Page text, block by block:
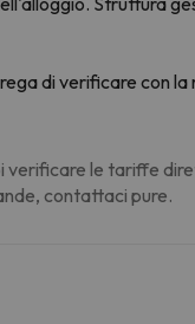
di verificare con
le tariffe
contattaci pure.